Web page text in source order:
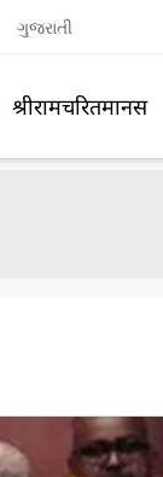
ગુજરાતી
श्रीरामचरितमानस